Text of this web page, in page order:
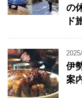
の
ド
伊
案